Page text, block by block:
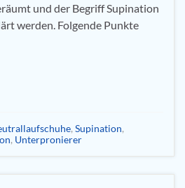
und der Begriff Supination
werden. Folgende Punkte
, Supination,
, Unterpronierer